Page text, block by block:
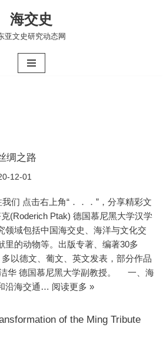
海交史
亚文史研究动态网
绸之路
12-01
们 点击右上角“．．．”，分享精彩文
(Roderich Ptak) 德国慕尼黑大学汉学
领域包括中国海交史、海洋与文化交
里的动物等。出版专著、编著30多
以德文、葡文、英文发表，部分作品
华 德国慕尼黑大学副教授。 一、海
沿海交通… 阅读更多 »
of the Ming Tribute